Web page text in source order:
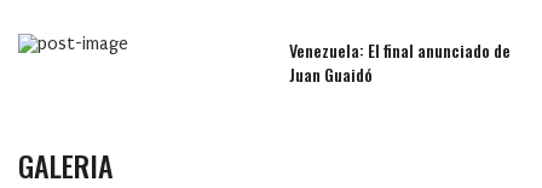
Venezuela: El final anunciado de
Juan Guaidó
GALERIA